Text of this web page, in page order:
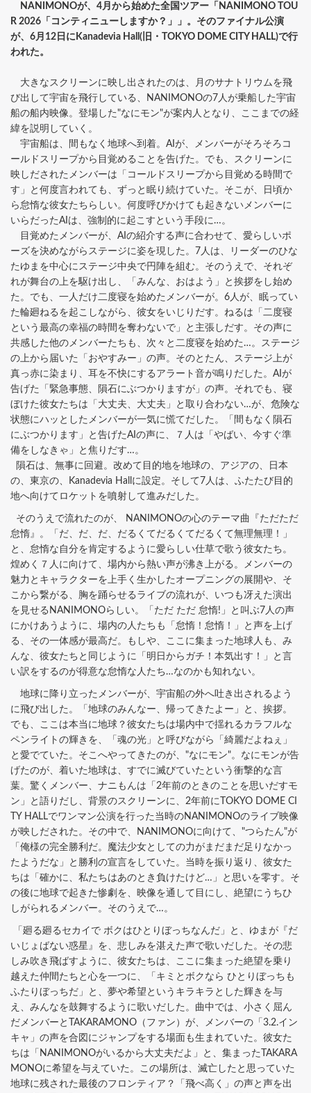
NANIMONOが、4月から始めた全国ツアー「NANIMONO TOU
R 2026「コンティニューしますか？」」。そのファイナル公演
が、6月12日にKanadevia Hall(旧・TOKYO DOME CITY HALL)で行
われた。
大きなスクリーンに映し出されたのは、月のサナトリウムを飛
び出して宇宙を飛行している、NANIMONOの7人が乗船した宇宙
船の船内映像。登場した"なにモン"が案内人となり、ここまでの経
緯を説明していく。
宇宙船は、間もなく地球へ到着。AIが、メンバーがそろそろコ
ールドスリープから目覚めることを告げた。でも、スクリーンに
映しだされたメンバーは「コールドスリープから目覚める時間で
す」と何度言われても、ずっと眠り続けていた。そこが、日頃か
ら怠惰な彼女たちらしい。何度呼びかけても起きないメンバーに
いらだったAIは、強制的に起こすという手段に…。
目覚めたメンバーが、AIの紹介する声に合わせて、愛らしいポ
ーズを決めながらステージに姿を現した。7人は、リーダーのひな
たゆまを中心にステージ中央で円陣を組む。そのうえで、それぞ
れが舞台の上を駆け出し、「みんな、おはよう」と挨拶をし始め
た。でも、一人だけ二度寝を始めたメンバーが。6人が、眠ってい
た輪廻ねるを起こしながら、彼女をいじりだす。ねるは「二度寝
という最高の幸福の時間を奪わないで」と主張しだす。その声に
共感した他のメンバーたちも、次々と二度寝を始めた…。ステージ
の上から届いた「おやすみー」の声。そのとたん、ステージ上が
真っ赤に染まり、耳を不快にするアラート音が鳴りだした。AIが
告げた「緊急事態、隕石にぶつかりますが」の声。それでも、寝
ぼけた彼女たちは「大丈夫、大丈夫」と取り合わない…が、危険な
状態にハッとしたメンバーが一気に慌てだした。「間もなく隕石
にぶつかります」と告げたAIの声に、７人は「やばい、今すぐ準
備をしなきゃ」と焦りだす…。
隕石は、無事に回避。改めて目的地を地球の、アジアの、日本
の、東京の、Kanadevia Hallに設定。そして7人は、ふたたび目的
地へ向けてロケットを噴射して進みだした。
そのうえで流れたのが、 NANIMONOの心のテーマ曲『ただただ
怠惰』。「だ、だ、だ、だるくてだるくてだるくて無理無理！」
と、怠惰な自分を肯定するように愛らしい仕草で歌う彼女たち。
煌めく７人に向けて、場内から熱い声が沸き上がる。メンバーの
魅力とキャラクターを上手く生かしたオープニングの展開や、そ
こから繋がる、胸を踊らせるライブの流れが、いつも冴えた演出
を見せるNANIMONOらしい。「ただ ただ 怠惰!」と叫ぶ7人の声
にかけあうように、場内の人たちも「怠惰！怠惰！」と声を上げ
る、その一体感が最高だ。もしや、ここに集まった地球人も、み
んな、彼女たちと同じように「明日からガチ！本気出す！」と言
い訳をするのが得意な怠惰な人たち…なのかも知れない。
地球に降り立ったメンバーが、宇宙船の外へ吐き出されるよう
に飛び出した。「地球のみんなー、帰ってきたよー」と、挨拶。
でも、ここは本当に地球？彼女たちは場内中で揺れるカラフルな
ペンライトの輝きを、「魂の光」と呼びながら「綺麗だよねぇ」
と愛でていた。そこへやってきたのが、"なにモン"。なにモンが告
げたのが、着いた地球は、すでに滅びていたという衝撃的な言
葉。驚くメンバー、ナニもんは「2年前のときのことを思いだすモ
ン」と語りだし、背景のスクリーンに、2年前にTOKYO DOME CI
TY HALLでワンマン公演を行った当時のNANIMONOのライブ映像
が映しだされた。その中で、NANIMONOに向けて、"つらたん"が
「俺様の完全勝利だ。魔法少女としての力がまだまだ足りなかっ
たようだな」と勝利の宣言をしていた。当時を振り返り、彼女た
ちは「確かに、私たちはあのとき負けたけど…」と思いを零す。そ
の後に地球で起きた惨劇を、映像を通して目にし、絶望にうちひ
しがられるメンバー。そのうえで…。
「廻る廻るセカイで ボクはひとりぼっちなんだ」と、ゆまが『だ
いじょばない惑星』を、悲しみを湛えた声で歌いだした。その悲
しみ吹き飛ばすように、彼女たちは、ここに集まった絶望を乗り
越えた仲間たちと心を一つに、「キミとボクなら ひとりぼっちも
ふたりぼっちだ」と、夢や希望というキラキラとした輝きを与
え、みんなを鼓舞するように歌いだした。曲中では、小さく屈ん
だメンバーとTAKARAMONO（ファン）が、メンバーの「3.2.イン
キャ」の声を合図にジャンプをする場面も生まれていた。彼女た
ちは「NANIMONOがいるから大丈夫だよ」と、集まったTAKARA
MONOに希望を与えていた。この場所は、滅亡したと思っていた
地球に残された最後のフロンティア？「飛べ高く」の声と声を出